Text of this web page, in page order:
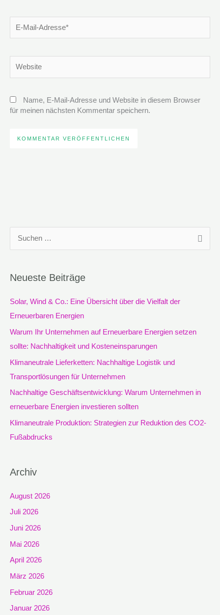
Mail-
Name, E-Mail-Adresse und Website in diesem Browser
für meinen nächsten Kommentar speichern.
h
e
n
Neueste Beiträge
Solar, Wind & Co.: Eine Übersicht über die Vielfalt der
Erneuerbaren Energien
Warum Ihr Unternehmen auf Erneuerbare Energien setzen
sollte: Nachhaltigkeit und Kosteneinsparungen
Klimaneutrale Lieferketten: Nachhaltige Logistik und
Transportlösungen für Unternehmen
Nachhaltige Geschäftsentwicklung: Warum Unternehmen in
erneuerbare Energien investieren sollten
Klimaneutrale Produktion: Strategien zur Reduktion des CO2-
Fußabdrucks
Archiv
August 2026
Juli 2026
Juni 2026
Mai 2026
April 2026
März 2026
Februar 2026
Januar 2026